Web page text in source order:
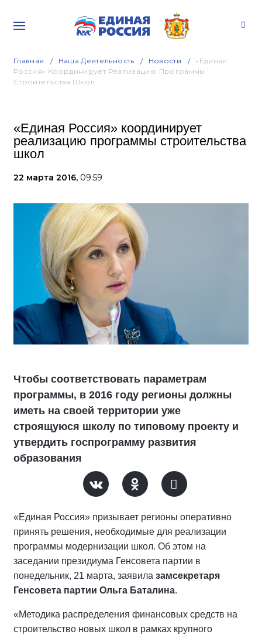
Главная Наша Деятельность Новости
«Единая
Россия» Координирует Реализацию Программы
Строительства Школ
«Единая Россия» координирует
реализацию программы строительства
школ
22 марта 2016, 09:59
Чтобы соответствовать параметрам
программы, в 2016 году регионы должны
иметь на своей территории уже
строящуюся школу по типовому проекту и
утвердить госпрограмму развития
образования
«Единая Россия» призывает регионы оперативно
принять решения, необходимые для реализации
программы модернизации школ. Об этом на
заседании президиума Генсовета партии в
понедельник, 21 марта, заявила замсекретаря
Генсовета партии Ольга Баталина.
«Методика распределения финансовых средств на
строительство новых школ в рамках крупного